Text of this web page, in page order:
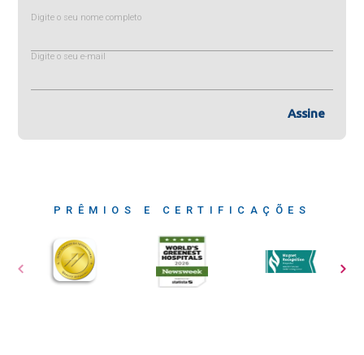
Digite o seu nome completo
Digite o seu e-mail
Assine
PRÊMIOS E CERTIFICAÇÕES